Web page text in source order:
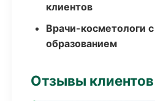
клиентов
Врачи-косметологи
образованием
Отзывы клиентов